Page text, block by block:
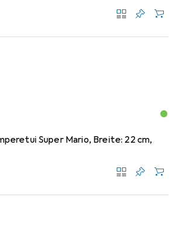
Super Mario, Breite: 22 cm,